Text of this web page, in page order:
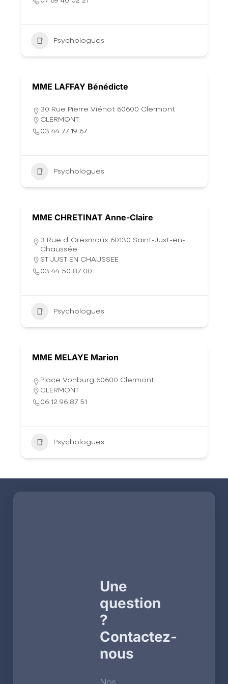
Psychologues
MME LAFFAY Bénédicte
30 Rue Pierre Viénot 60600 Clermont
CLERMONT
03 44 77 19 67
Psychologues
MME CHRETINAT Anne-Claire
3 Rue d"Oresmaux 60130 Saint-Just-en-
Chaussée
ST JUST EN CHAUSSEE
03 44 50 87 00
Psychologues
MME MELAYE Marion
Place Vohburg 60600 Clermont
CLERMONT
06 12 96 87 51
Psychologues
Une
question
?
Contactez-
nous